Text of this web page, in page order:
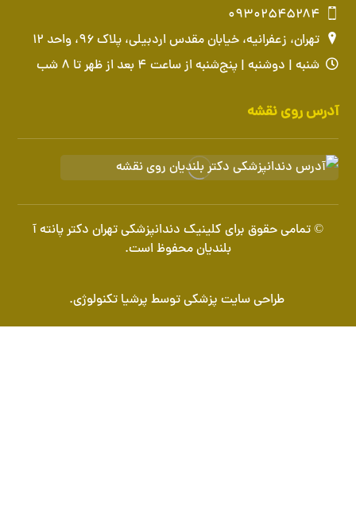
۰۹۳۰۲۵۴۵۲۸۴
تهران، زعفرانیه، خیابان مقدس اردبیلی، پلاک ۹۶، واحد ۱۲
شنبه | دوشنبه | پنج‌شنبه از ساعت ۴ بعد از ظهر تا ۸ شب
آدرس روی نقشه
© تمامی حقوق برای کلینیک دندانپزشکی تهران دکتر پانته آ
بلندیان محفوظ است.
طراحی سایت پزشکیتوسط پرشیا تکنولوژی.